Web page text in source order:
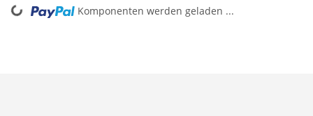
Loading... Komponenten werden geladen ...